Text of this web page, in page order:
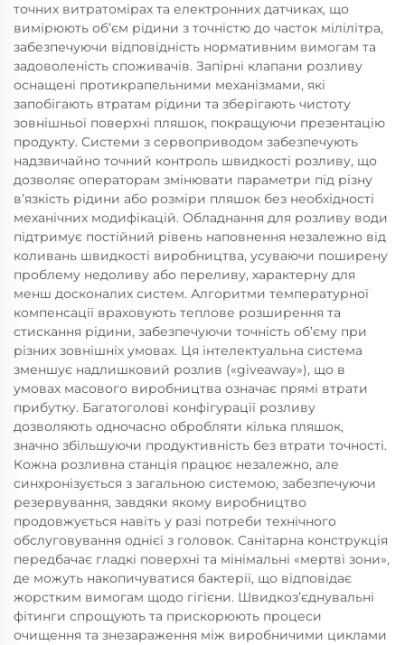
точних витратомірах та електронних датчиках, що
вимірюють об’єм рідини з точністю до часток мілілітра,
забезпечуючи відповідність нормативним вимогам та
задоволеність споживачів. Запірні клапани розливу
оснащені протикрапельними механізмами, які
запобігають втратам рідини та зберігають чистоту
зовнішньої поверхні пляшок, покращуючи презентацію
продукту. Системи з сервоприводом забезпечують
надзвичайно точний контроль швидкості розливу, що
дозволяє операторам змінювати параметри під різну
в’язкість рідини або розміри пляшок без необхідності
механічних модифікацій. Обладнання для розливу води
підтримує постійний рівень наповнення незалежно від
коливань швидкості виробництва, усуваючи поширену
проблему недоливу або переливу, характерну для
менш досконалих систем. Алгоритми температурної
компенсації враховують теплове розширення та
стискання рідини, забезпечуючи точність об’єму при
різних зовнішніх умовах. Ця інтелектуальна система
зменшує надлишковий розлив («giveaway»), що в
умовах масового виробництва означає прямі втрати
прибутку. Багатоголові конфігурації розливу
дозволяють одночасно обробляти кілька пляшок,
значно збільшуючи продуктивність без втрати точності.
Кожна розливна станція працює незалежно, але
синхронізується з загальною системою, забезпечуючи
резервування, завдяки якому виробництво
продовжується навіть у разі потреби технічного
обслуговування однієї з головок. Санітарна конструкція
передбачає гладкі поверхні та мінімальні «мертві зони»,
де можуть накопичуватися бактерії, що відповідає
жорстким вимогам щодо гігієни. Швидкоз’єднувальні
фітинги спрощують та прискорюють процеси
очищення та знезараження між виробничими циклами